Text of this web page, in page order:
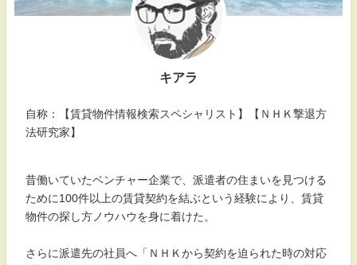
キアラ
自称：【賃貸物件情報検索スペシャリスト】【ＮＨＫ撃退方
法研究家】
昔働いていたベンチャー企業で、派遣者の住まいを見つける
ために100件以上の賃貸契約を結ぶという経験により、賃貸
物件の探し方ノウハウを身に着けた。
さらに派遣先の社員へ「ＮＨＫから契約を迫られた時の対応